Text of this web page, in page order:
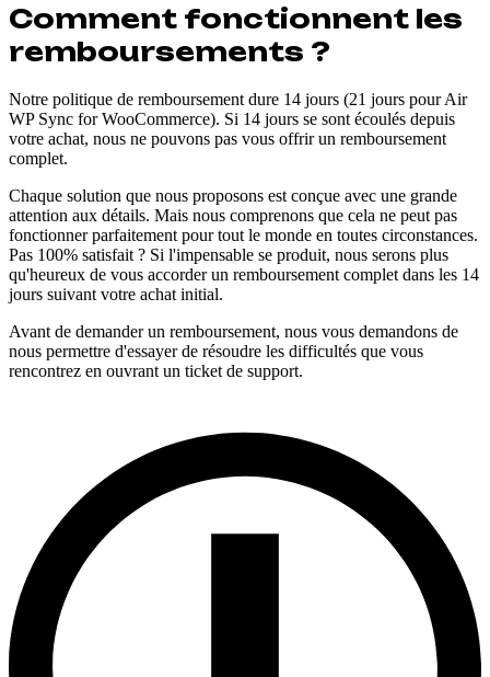
Comment fonctionnent les
remboursements ?
Notre politique de remboursement dure 14 jours (21 jours pour Air
WP Sync for WooCommerce). Si 14 jours se sont écoulés depuis
votre achat, nous ne pouvons pas vous offrir un remboursement
complet.
Chaque solution que nous proposons est conçue avec une grande
attention aux détails. Mais nous comprenons que cela ne peut pas
fonctionner parfaitement pour tout le monde en toutes circonstances.
Pas 100% satisfait ? Si l'impensable se produit, nous serons plus
qu'heureux de vous accorder un remboursement complet dans les 14
jours suivant votre achat initial.
Avant de demander un remboursement, nous vous demandons de
nous permettre d'essayer de résoudre les difficultés que vous
rencontrez en ouvrant un ticket de support.